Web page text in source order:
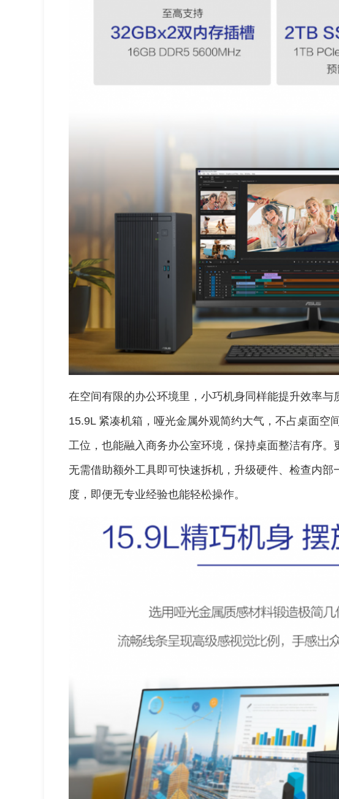
在空间有限的办公环境里，小巧机身同样能提升效率与
15.9L 紧凑机箱，哑光金属外观简约大气，不占桌面空
工位，也能融入商务办公室环境，保持桌面整洁有序。
无需借助额外工具即可快速拆机，升级硬件、检查内部
度，即便无专业经验也能轻松操作。